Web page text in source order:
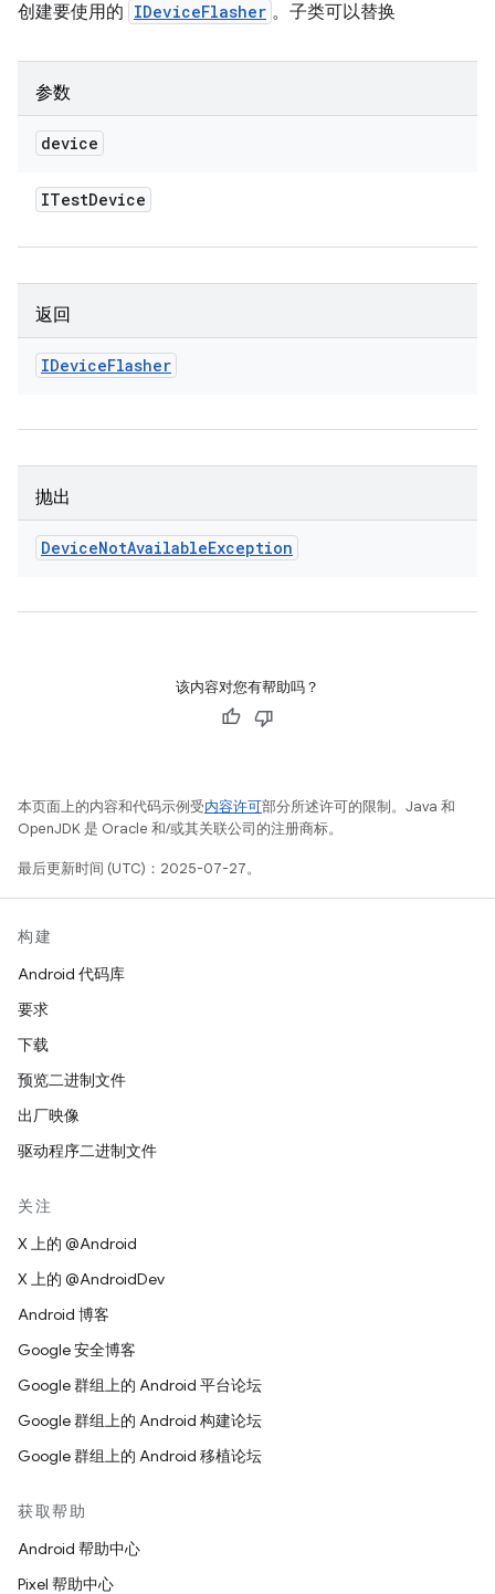
创建要使用的 IDeviceFlasher 。子类可以替换
参数
device
ITestDevice
返回
IDeviceFlasher
抛出
DeviceNotAvailableException
该内容对您有帮助吗？
本页面上的内容和代码示例受内容许可部分所述许可的限制。Java 和
OpenJDK 是 Oracle 和/或其关联公司的注册商标。
最后更新时间 (UTC)：2025-07-27。
构建
Android 代码库
要求
下载
预览二进制文件
出厂映像
驱动程序二进制文件
关注
X 上的 @Android
X 上的 @AndroidDev
Android 博客
Google 安全博客
Google 群组上的 Android 平台论坛
Google 群组上的 Android 构建论坛
Google 群组上的 Android 移植论坛
获取帮助
Android 帮助中心
Pixel 帮助中心